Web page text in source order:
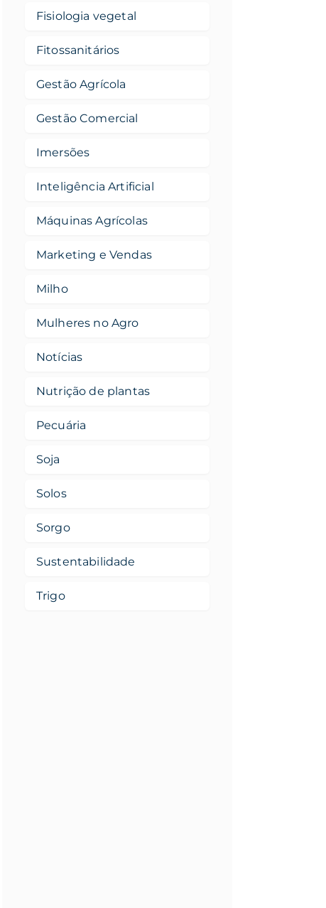
Fisiologia vegetal
Fitossanitários
Gestão Agrícola
Gestão Comercial
Imersões
Inteligência Artificial
Máquinas Agrícolas
Marketing e Vendas
Milho
Mulheres no Agro
Notícias
Nutrição de plantas
Pecuária
Soja
Solos
Sorgo
Sustentabilidade
Trigo